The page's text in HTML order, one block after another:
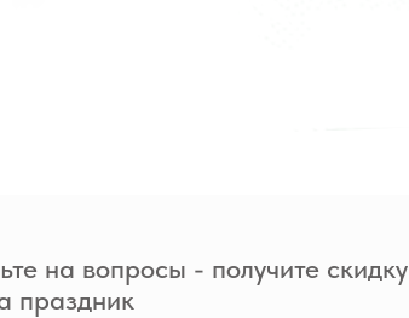
на вопросы - получите
праздник